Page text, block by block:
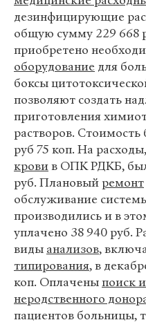
дезинфицирующие
общую сумму 229 668
приобретено
оборудование для
боксы
позволяют создать
приготовления
растворов. Стоимость
руб 75 коп. На
кровив ОПК РДКБ,
руб. Плановыйремонт
обслуживание
производились и в
уплачено 38 940 руб.
виды анализов,
типирования, в
коп. Оплаченыпоиск
неродственного
пациентов больницы,